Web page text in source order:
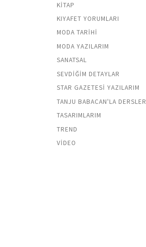
KITAP
KIYAFET YORUMLARI
MODA TARIHI
MODA YAZILARIM
SANATSAL
SEVDIĞIM DETAYLAR
STAR GAZETESI YAZILARIM
TANJU BABACAN'LA DERSLER
TASARIMLARIM
TREND
VIDEO